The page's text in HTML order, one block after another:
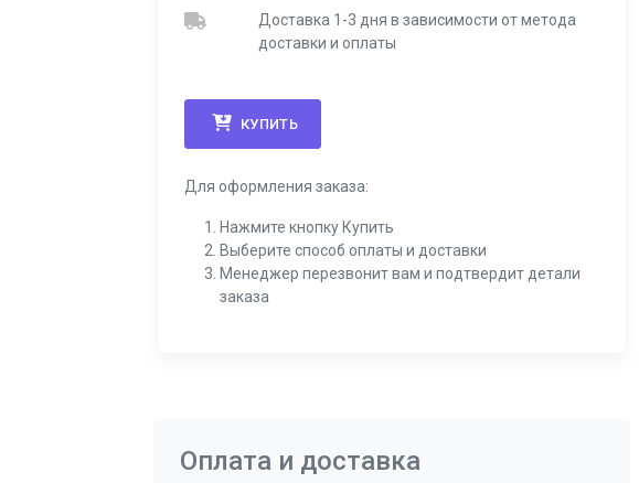
Доставка 1-3 дня в зависимости от метода
доставки и оплаты
КУПИТЬ
Для оформления заказа:
Нажмите кнопку Купить
Выберите способ оплаты и доставки
Менеджер перезвонит вам и подтвердит детали
заказа
Оплата и доставка